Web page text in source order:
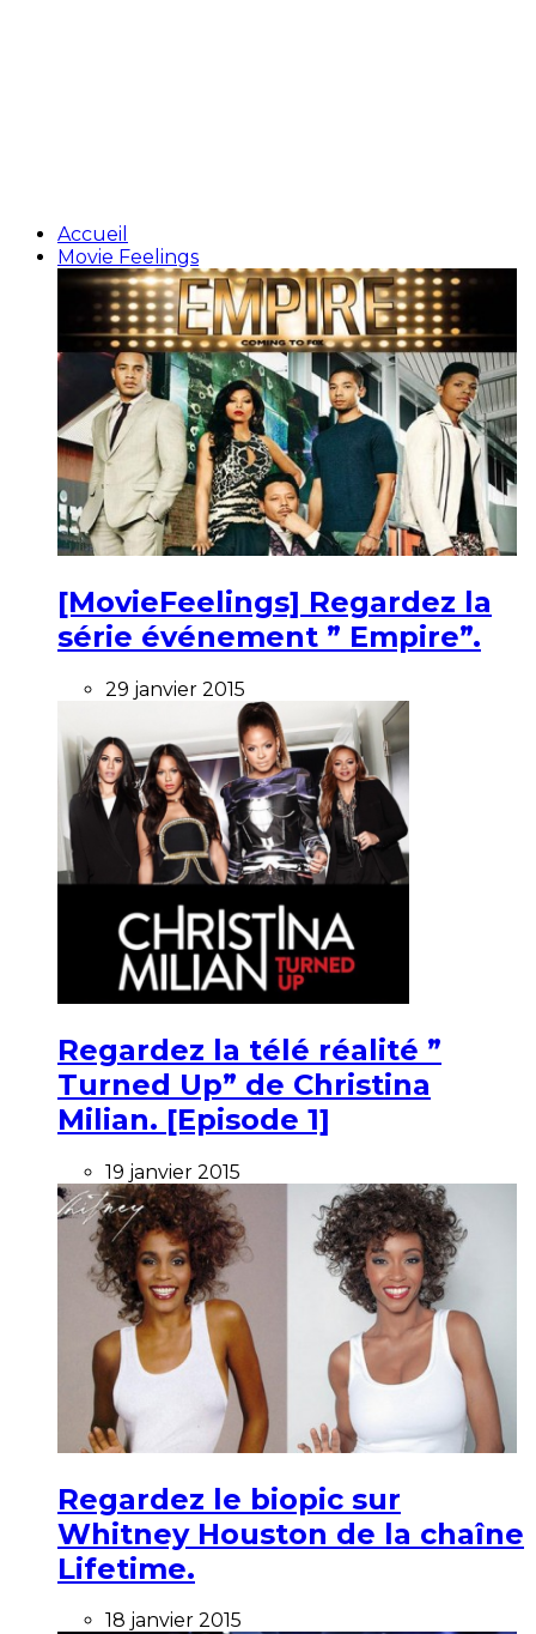
Accueil
Movie Feelings
[MovieFeelings] Regardez la
série événement ” Empire”.
29 janvier 2015
Regardez la télé réalité ”
Turned Up” de Christina
Milian. [Episode 1]
19 janvier 2015
Regardez le biopic sur
Whitney Houston de la chaîne
Lifetime.
18 janvier 2015